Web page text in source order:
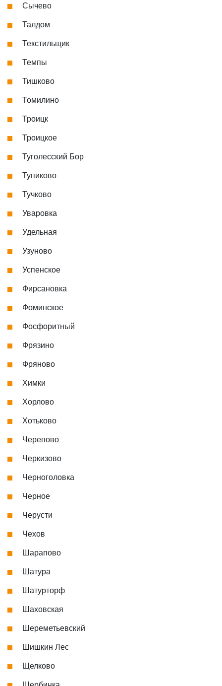
Сычево
Талдом
Текстильщик
Темпы
Тишково
Томилино
Троицк
Троицкое
Туголесский Бор
Тупиково
Тучково
Уваровка
Удельная
Узуново
Успенское
Фирсановка
Фоминское
Фосфоритный
Фрязино
Фряново
Химки
Хорлово
Хотьково
Черепово
Черкизово
Черноголовка
Черное
Черусти
Чехов
Шарапово
Шатура
Шатурторф
Шаховская
Шереметьевский
Шишкин Лес
Щелково